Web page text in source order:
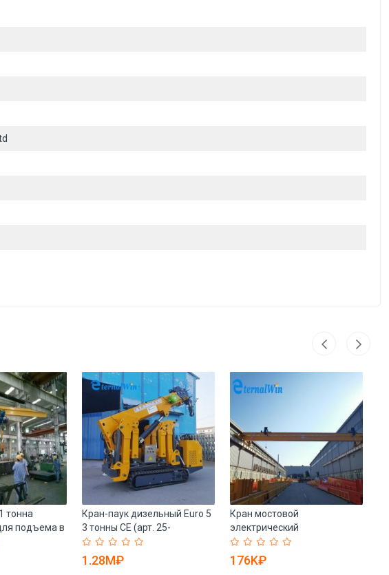
тонна
подъема в
19081408)
Кран-паук дизельный Euro 5
3 тонны CE (арт. 25-
19081204)
1.28M₽
Кран мостовой
электрический
однобалочный 2T-16T для
мастерской (арт. 25-
176K₽